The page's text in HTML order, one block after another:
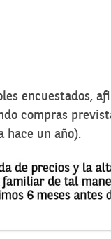
encuestados,
compras
hace un año).